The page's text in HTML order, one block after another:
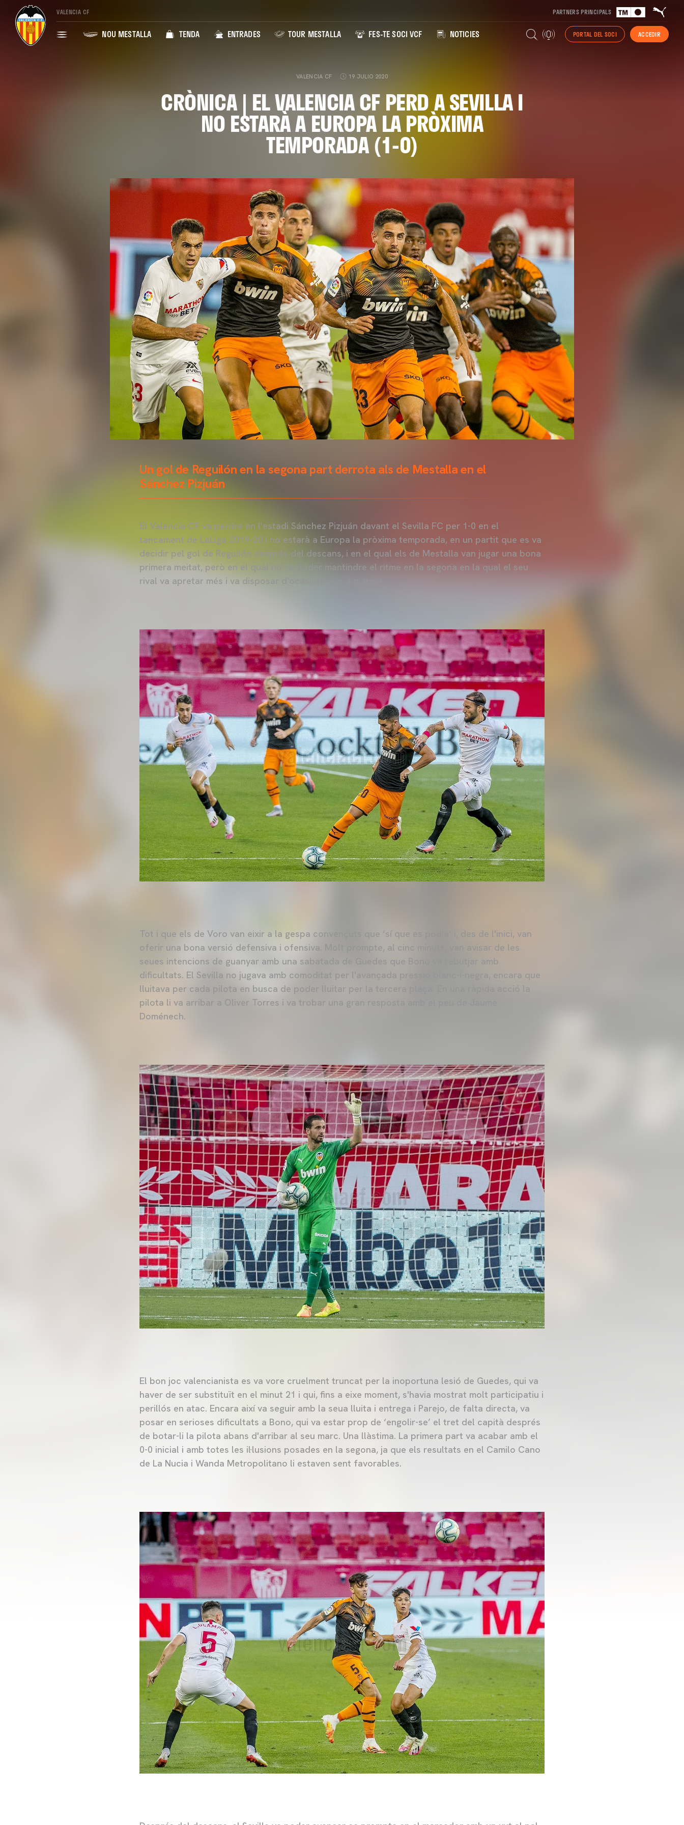
VALENCIA CF PARTNERS PRINCIPALS
NOU MESTALLA TENDA ENTRADES TOUR MESTALLA FES-TE SOCI VCF NOTICIES PORTAL DEL SOCI ACCEDIR
VALENCIA CF 19 JULIO 2020
CRÒNICA | EL VALENCIA CF PERD A SEVILLA I
NO ESTARÀ A EUROPA LA PRÒXIMA
TEMPORADA (1-0)
Un gol de Reguilón en la segona part derrota als de Mestalla en el
Sánchez Pizjuán
El Valencia CF va perdre en l'estadi Sánchez Pizjuán davant el Sevilla FC per 1-0 en el
tancament de LaLiga 2019-20 i no estarà a Europa la pròxima temporada, en un partit que es va
decidir pel gol de Reguilón després del descans, i en el qual els de Mestalla van jugar una bona
primera meitat, però en el qual no va poder mantindre el ritme en la segona en la qual el seu
rival va apretar més i va disposar d'ocasions per a marcar.
Tot i que els de Voro van eixir a la gespa convençuts que ‘sí que es podia’ i, des de l'inici, van
oferir una bona versió defensiva i ofensiva. Molt prompte, al cinc minuts, van avisar de les
seues intencions de guanyar amb una sabatada de Guedes que Bono va rebutjar amb
dificultats. El Sevilla no jugava amb comoditat per l'avançada pressió blanc-i-negra, encara que
lluitava per cada pilota en busca de poder lluitar per la tercera plaça. En una ràpida acció la
pilota li va arribar a Oliver Torres i va trobar una gran resposta amb el peu de Jaume
Doménech.
El bon joc valencianista es va vore cruelment truncat per la inoportuna lesió de Guedes, qui va
haver de ser substituït en el minut 21 i qui, fins a eixe moment, s'havia mostrat molt participatiu i
perillós en atac. Encara així va seguir amb la seua lluita i entrega i Parejo, de falta directa, va
posar en serioses dificultats a Bono, qui va estar prop de ‘engolir-se’ el tret del capità després
de botar-li la pilota abans d'arribar al seu marc. Una llàstima. La primera part va acabar amb el
0-0 inicial i amb totes les il·lusions posades en la segona, ja que els resultats en el Camilo Cano
de La Nucia i Wanda Metropolitano li estaven sent favorables.